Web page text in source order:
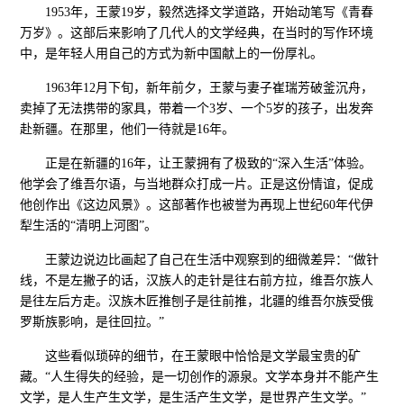
1953年，王蒙19岁，毅然选择文学道路，开始动笔写《青春
万岁》。这部后来影响了几代人的文学经典，在当时的写作环境
中，是年轻人用自己的方式为新中国献上的一份厚礼。
1963年12月下旬，新年前夕，王蒙与妻子崔瑞芳破釜沉舟，
卖掉了无法携带的家具，带着一个3岁、一个5岁的孩子，出发奔
赴新疆。在那里，他们一待就是16年。
正是在新疆的16年，让王蒙拥有了极致的“深入生活”体验。
他学会了维吾尔语，与当地群众打成一片。正是这份情谊，促成
他创作出《这边风景》。这部著作也被誉为再现上世纪60年代伊
犁生活的“清明上河图”。
王蒙边说边比画起了自己在生活中观察到的细微差异：“做针
线，不是左撇子的话，汉族人的走针是往右前方拉，维吾尔族人
是往左后方走。汉族木匠推刨子是往前推，北疆的维吾尔族受俄
罗斯族影响，是往回拉。”
这些看似琐碎的细节，在王蒙眼中恰恰是文学最宝贵的矿
藏。“人生得失的经验，是一切创作的源泉。文学本身并不能产生
文学，是人生产生文学，是生活产生文学，是世界产生文学。”